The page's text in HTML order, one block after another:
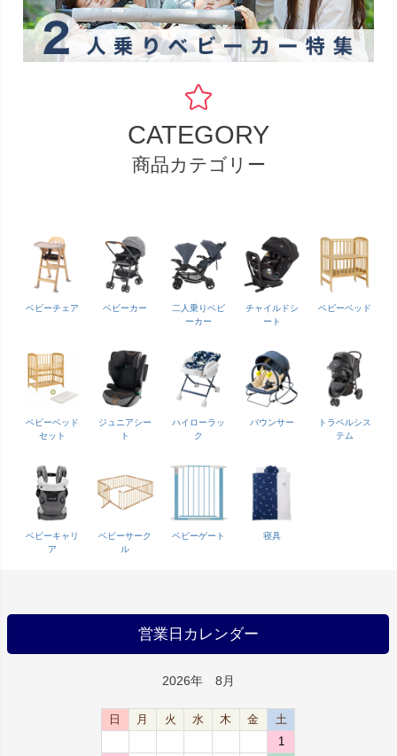
CATEGORY
商品カテゴリー
ベビーチェア ベビーカー
二人乗りベビ
ーカー
チャイルドシ
ート
ベビーベッド
ベビーベッド
セット
ジュニアシー
ト
ハイローラッ
ク
バウンサー
トラベルシス
テム
ベビーキャリ
ア
ベビーサーク
ル
ベビーゲート 寝具
営業日カレンダー
2026年 8月
日 月 火 水 木 金
土
1